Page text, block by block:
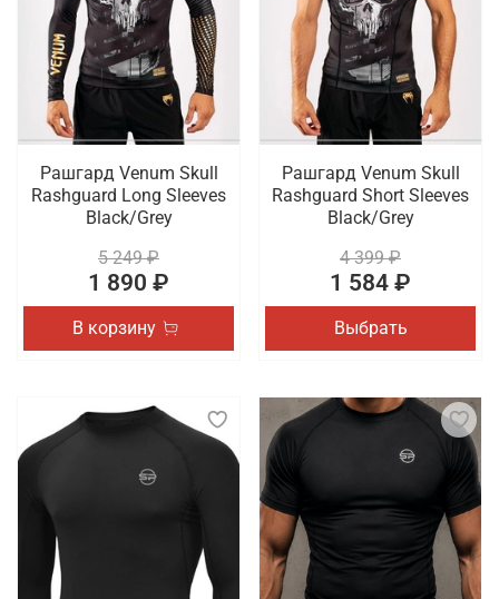
Рашгард Venum Skull
Rashguard Long Sleeves
Black/Grey
5 249 ₽
1 890 ₽
В корзину
Рашгард Venum Skull
Rashguard Short Sleeves
Black/Grey
4 399 ₽
1 584 ₽
Выбрать